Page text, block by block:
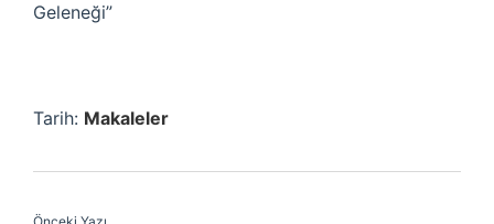
Geleneği”
Tarih: Makaleler